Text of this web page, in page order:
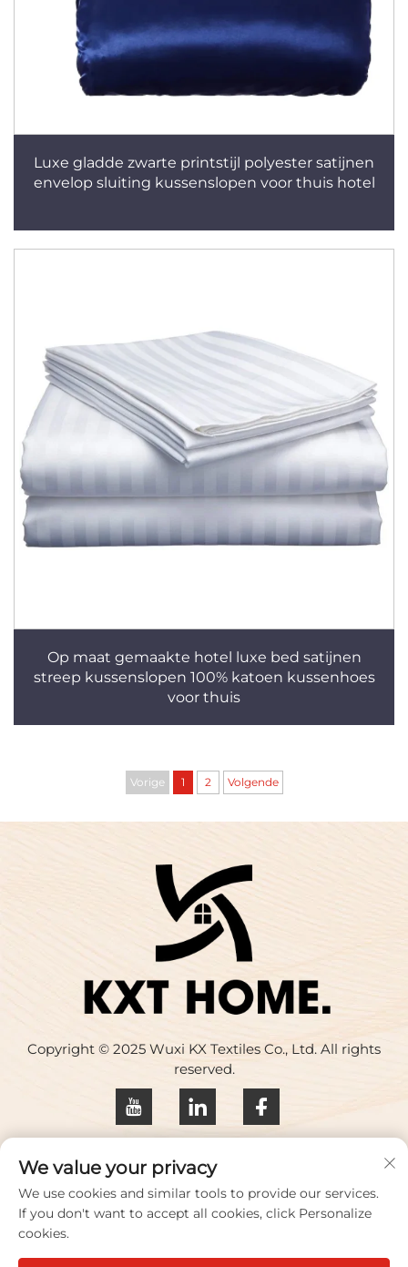
Luxe gladde zwarte printstijl polyester satijnen
envelop sluiting kussenslopen voor thuis hotel
Op maat gemaakte hotel luxe bed satijnen
streep kussenslopen 100% katoen kussenhoes
voor thuis
Vorige 1 2 Volgende
Copyright © 2025 Wuxi KX Textiles Co., Ltd. All rights
reserved.
Privacybeleid
Neem contact met ons op
Address: Gebouw 17, Huaqing Creative Park, Zhihui
Road nr. 33, Wuxi City, provincie Jiangsu, China
We value your privacy
We use cookies and similar tools to provide our services.
If you don't want to accept all cookies, click Personalize
cookies.